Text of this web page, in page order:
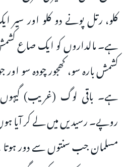
کلو، رتل پونے دو کلو اور سیر
ہے۔ مالداروں کو ایک صاع
کشمش بارہ سو، کھجور چودہ سو
ہے۔ باقی لوگ (غریب) گیہوں
روپے۔ رسیدیں میں لے کر آیا
مسلمان جب سنتوں سے دور ہوتا